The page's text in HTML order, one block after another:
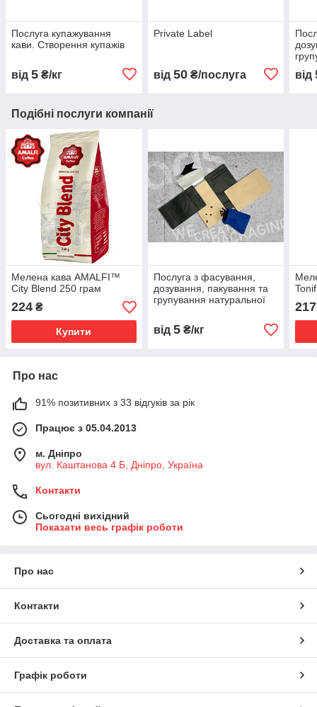
Послуга купажування
кави. Створення купажів
від 5 ₴/кг
Private Label
від 50₴/послуга від
Подібні послуги компанії
Мелена кава AMALFI™
City Blend 250 грам
224 ₴
Купити
Послуга з фасування,
дозування, пакування та
групування натуральної
від 5₴/кг
217
Про нас
91% позитивних з 33 відгуків за рік
Працює з 05.04.2013
м. Дніпро
вул. Каштанова 4 Б, Дніпро, Україна
Контакти
Сьогодні вихідний
Показати весь графік роботи
Про нас
Контакти
Доставка та оплата
Графік роботи